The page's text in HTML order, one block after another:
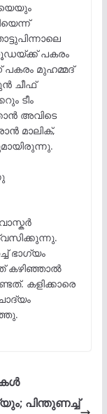
പകരം
മുഹമ്മദ്
ചീഫ്
ടീം
അവിടെ
മാലിക്,
ഭാഗ്യം
കഴിഞ്ഞാല്‍
കളിക്കാരെ
പിന്തുണച്ച്